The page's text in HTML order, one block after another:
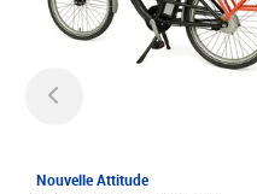
Nouvelle Attitude